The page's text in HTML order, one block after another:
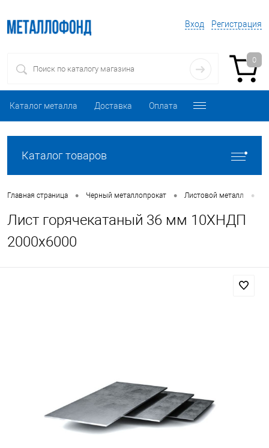
Вход Регистрация
0
Каталог металла Доставка Оплата
Каталог товаров
Главная страница • Черный металлопрокат • Листовой металл •
Лист горячекатаный 36 мм 10ХНДП
2000х6000